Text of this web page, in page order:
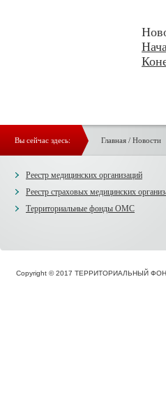
Вы сейчас здесь: Главная/ Новости
Реестр медицинских организаций
Реестр страховых медицинских
Территориальные фонды ОМС
Copyright © 2017 ТЕРРИТОРИАЛЬНЫЙ